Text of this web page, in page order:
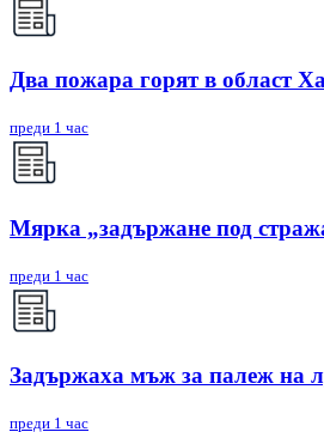
Два пожара горят в област
преди 1 час
Мярка „задържане под
преди 1 час
Задържаха мъж за палеж на
преди 1 час